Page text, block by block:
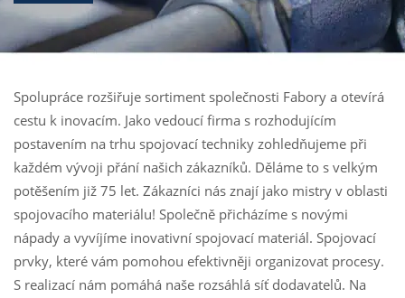
Spolupráce rozšiřuje sortiment společnosti Fabory a otevírá
cestu k inovacím. Jako vedoucí firma s rozhodujícím
postavením na trhu spojovací techniky zohledňujeme při
každém vývoji přání našich zákazníků. Děláme to s velkým
potěšením již 75 let. Zákazníci nás znají jako mistry v oblasti
spojovacího materiálu! Společně přicházíme s novými
nápady a vyvíjíme inovativní spojovací materiál. Spojovací
prvky, které vám pomohou efektivněji organizovat procesy.
S realizací nám pomáhá naše rozsáhlá síť dodavatelů. Na